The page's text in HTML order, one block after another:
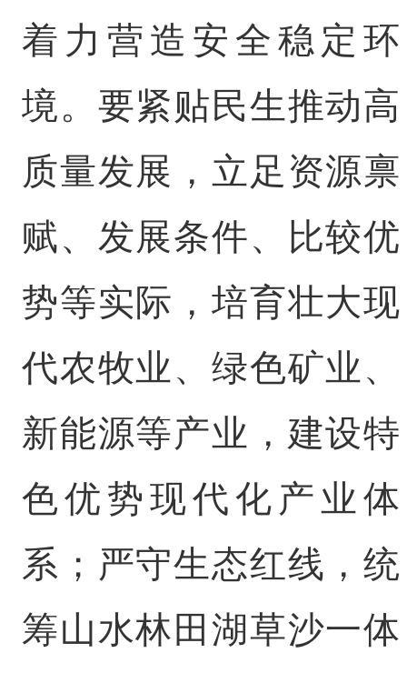
着力营造安全稳定环
境。要紧贴民生推动高
质量发展，立足资源禀
赋、发展条件、比较优
势等实际，培育壮大现
代农牧业、绿色矿业、
新能源等产业，建设特
色优势现代化产业体
系；严守生态红线，统
筹山水林田湖草沙一体